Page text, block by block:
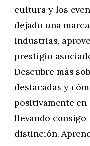
cultura y los
dejado una
industrias,
prestigio
Descubre más
destacadas y
positivamente en
llevando
distinción.